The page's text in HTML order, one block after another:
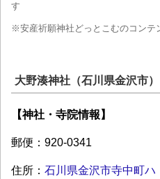
す
※安産祈願神社どっとこむのコンテ
大野湊神社（石川県金沢市）
【神社・寺院情報】
郵便：920-0341
住所： 石川県金沢市寺中町ハ